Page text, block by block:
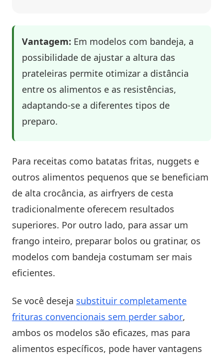
Vantagem: Em modelos com bandeja, a
possibilidade de ajustar a altura das
prateleiras permite otimizar a distância
entre os alimentos e as resistências,
adaptando-se a diferentes tipos de
preparo.
Para receitas como batatas fritas, nuggets e
outros alimentos pequenos que se beneficiam
de alta crocância, as airfryers de cesta
tradicionalmente oferecem resultados
superiores. Por outro lado, para assar um
frango inteiro, preparar bolos ou gratinar, os
modelos com bandeja costumam ser mais
eficientes.
Se você deseja substituir completamente
frituras convencionais sem perder sabor,
ambos os modelos são eficazes, mas para
alimentos específicos, pode haver vantagens